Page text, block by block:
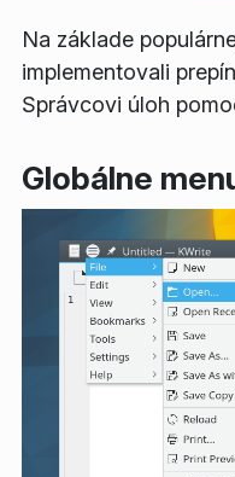
Na základe
implementovali
Správcovi úloh
Globálne